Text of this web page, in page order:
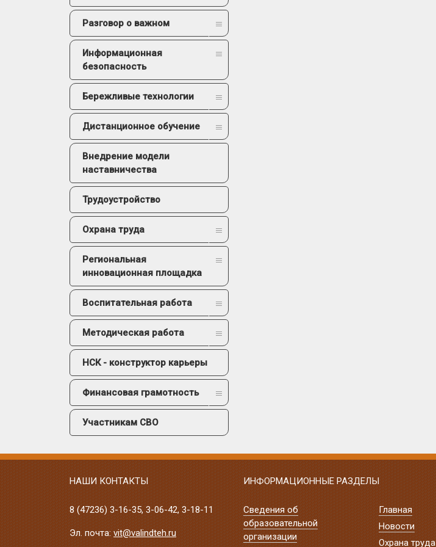
Разговор о важном
Информационная
безопасность
Бережливые технологии
Дистанционное обучение
Внедрение модели
наставничества
Трудоустройство
Охрана труда
Региональная
инновационная площадка
Воспитательная работа
Методическая работа
НСК - конструктор карьеры
Финансовая грамотность
Участникам СВО
НАШИ КОНТАКТЫ
8 (47236) 3-16-35, 3-06-42, 3-18-11
Эл. почта: vit@valindteh.ru
ИНФОРМАЦИОННЫЕ РАЗДЕЛЫ
Сведения об
образовательной
организации
Главная
Новости
Охрана труда